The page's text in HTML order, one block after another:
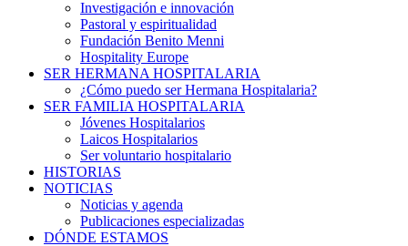
Investigación e innovación
Pastoral y espiritualidad
Fundación Benito Menni
Hospitality Europe
SER HERMANA HOSPITALARIA
¿Cómo puedo ser Hermana Hospitalaria?
SER FAMILIA HOSPITALARIA
Jóvenes Hospitalarios
Laicos Hospitalarios
Ser voluntario hospitalario
HISTORIAS
NOTICIAS
Noticias y agenda
Publicaciones especializadas
DÓNDE ESTAMOS